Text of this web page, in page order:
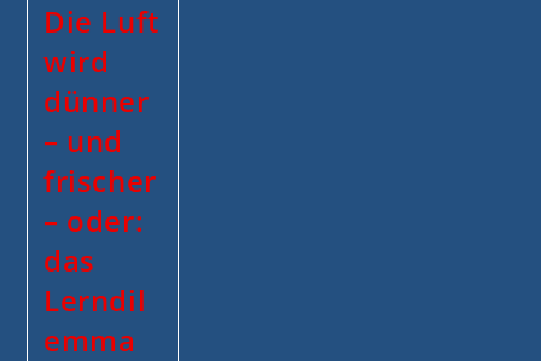
Die Luft
wird
dünner
– und
frischer
– oder:
das
Lerndil
emma